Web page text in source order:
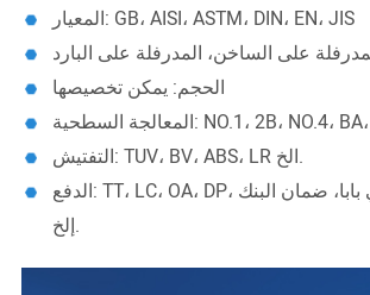
المعيار: GB، AISI، ASTM، DIN، EN، JIS
على الساخن، المدرفلة على البارد
الحجم: يمكن تخصيصها
التفتيش: TUV، BV، ABS، LR الخ.
الدفع: TT، LC، OA، DP، ضمان التجارة علي بابا، ضمان البنك
إلخ.